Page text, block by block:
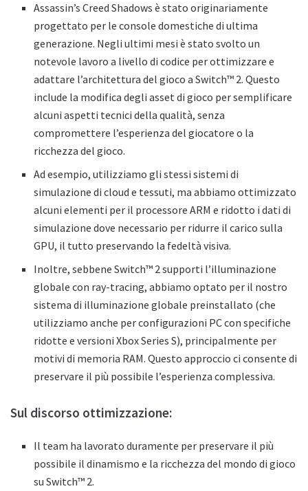
Assassin’s Creed Shadows è stato originariamente
progettato per le console domestiche di ultima
generazione. Negli ultimi mesi è stato svolto un
notevole lavoro a livello di codice per ottimizzare e
adattare l’architettura del gioco a Switch™ 2. Questo
include la modifica degli asset di gioco per semplificare
alcuni aspetti tecnici della qualità, senza
compromettere l’esperienza del giocatore o la
ricchezza del gioco.
Ad esempio, utilizziamo gli stessi sistemi di
simulazione di cloud e tessuti, ma abbiamo ottimizzato
alcuni elementi per il processore ARM e ridotto i dati di
simulazione dove necessario per ridurre il carico sulla
GPU, il tutto preservando la fedeltà visiva.
Inoltre, sebbene Switch™ 2 supporti l’illuminazione
globale con ray-tracing, abbiamo optato per il nostro
sistema di illuminazione globale preinstallato (che
utilizziamo anche per configurazioni PC con specifiche
ridotte e versioni Xbox Series S), principalmente per
motivi di memoria RAM. Questo approccio ci consente di
preservare il più possibile l’esperienza complessiva.
Sul discorso ottimizzazione:
Il team ha lavorato duramente per preservare il più
possibile il dinamismo e la ricchezza del mondo di gioco
su Switch™ 2.